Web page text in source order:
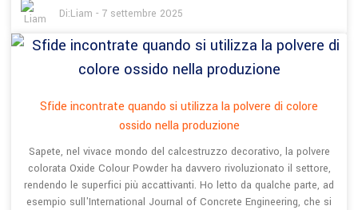
distinguano. Un'azienda che sta davvero facendo scalpore in
questo settore è Shanghai BES Industrial Development Co., Ltd.,
presente sul mercato dal 2008 e nota per le sue innovative
soluzioni di pavimentazione come il calcestruzzo permeabile
colorato e il calcestruzzo artistico stampato. In qualità di azienda
solo siano esteticamente gradevoli, ma che supportino anche un
design urbano ecosostenibile. In questo blog, condividerò sette
nell'architettura moderna, mostrando quanto possa essere
versatile e di impatto per creare spazi straordinari e sostenibili.
Di:Liam - 7 settembre 2025
Sfide incontrate quando si utilizza la polvere di colore
ossido nella produzione
Sapete, nel vivace mondo del calcestruzzo decorativo, la polvere
colorata Oxide Colour Powder ha davvero rivoluzionato il settore,
rendendo le superfici più accattivanti. Ho letto da qualche parte, ad
esempio sull'International Journal of Concrete Engineering, che si